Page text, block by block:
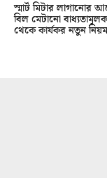
স্মার্ট মিটার লাগানোর
বিল মেটানো
থেকে কার্যকর নতুন নিয়ম